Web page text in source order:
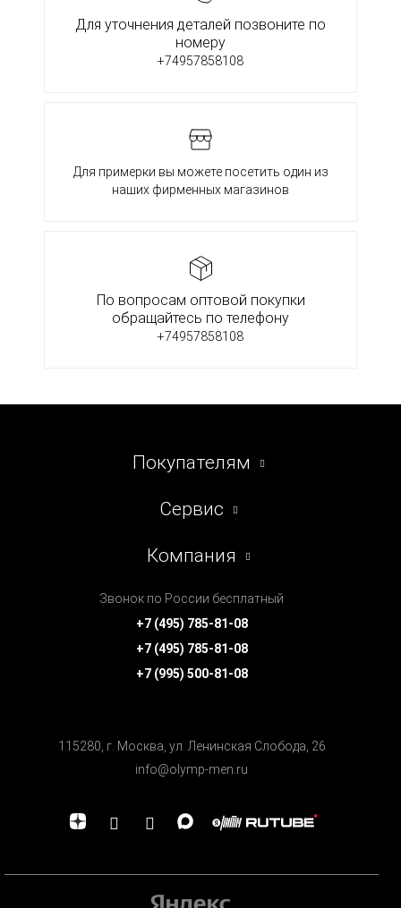
Для уточнения деталей позвоните по
номеру
+74957858108
Для примерки вы можете посетить один из
наших фирменных магазинов
По вопросам оптовой покупки
обращайтесь по телефону
+74957858108
Покупателям
Сервис
Компания
Звонок по России бесплатный
+7 (495) 785-81-08
+7 (495) 785-81-08
+7 (995) 500-81-08
115280, г. Москва, ул. Ленинская Cлобода, 26
info@olymp-men.ru